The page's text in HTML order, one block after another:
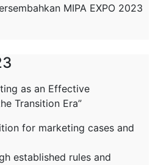
MIPA EXPO 2023
as an Effective
Transition Era”
for marketing cases and
established rules and